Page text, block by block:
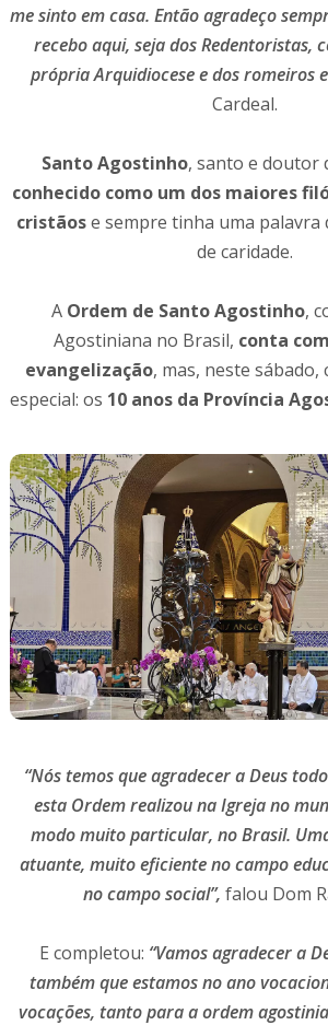
me sinto em casa. Então agradeço
recebo aqui, seja dos Redentoristas,
própria Arquidiocese e dos romeiros
Cardeal.
Santo Agostinho, santo e doutor
conhecido como um dos maiores
cristãose sempre tinha uma palavra
de caridade.
A Ordem de Santo Agostinho,
Agostiniana no Brasil, conta
evangelização, mas, neste sábado,
especial: os 10 anos da Província
“Nós temos que agradecer a Deus
esta Ordem realizou na Igreja no
modo muito particular, no Brasil.
atuante, muito eficiente no campo
no campo social”, falou Dom
E completou: “Vamos agradecer a
também que estamos no ano
vocações, tanto para a ordem